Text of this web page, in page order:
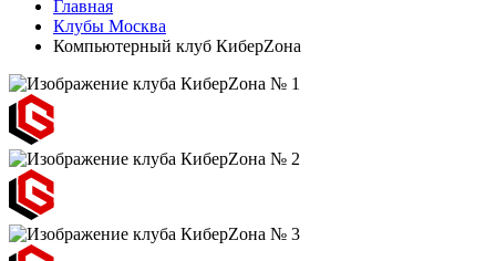
Главная
Клубы Москва
Компьютерный клуб КиберZона